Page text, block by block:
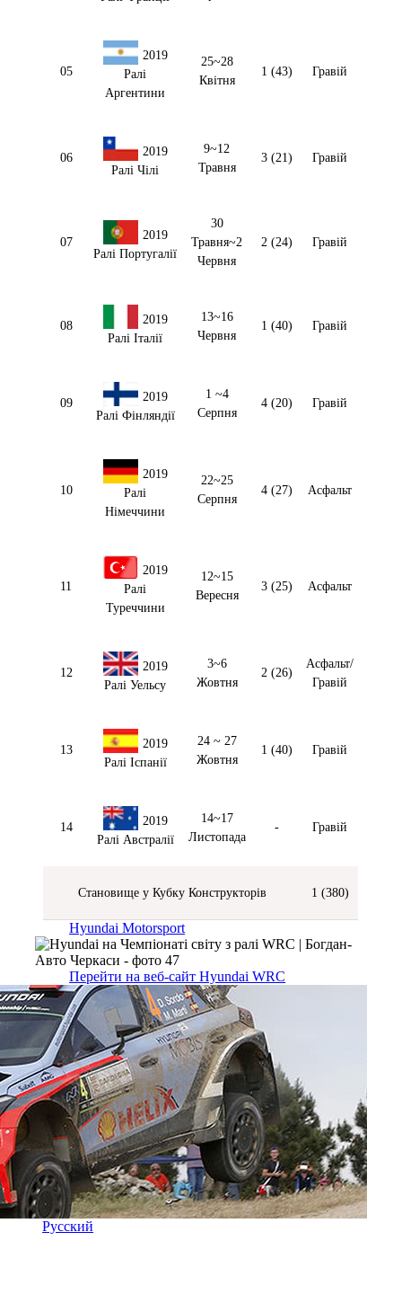
05
2019
Ралі
Аргентини
25~28
Квітня
1 (43) Гравій
06
2019
Ралі Чілі
9~12
Травня
3 (21) Гравій
07
2019
Ралі Португалії
30
Травня~2
Червня
2 (24) Гравій
08
2019
Ралі Італії
13~16
Червня
1 (40) Гравій
09
2019
Ралі Фінляндії
1 ~4
Серпня
4 (20) Гравій
10
2019
Ралі
Німеччини
22~25
Серпня
4 (27) Асфальт
11
2019
Ралі
Туреччини
12~15
Вересня
3 (25) Асфальт
12
2019
Ралі Уельсу
3~6
Жовтня
2 (26)
Асфальт/
Гравій
13
2019
Ралі Іспанії
24 ~ 27
Жовтня
1 (40) Гравій
14
2019
Ралі Австралії
14~17
Листопада
- Гравій
Становище у Кубку Конструкторів 1 (380)
Hyundai Motorsport
Перейти на веб-сайт Hyundai WRC
Русский